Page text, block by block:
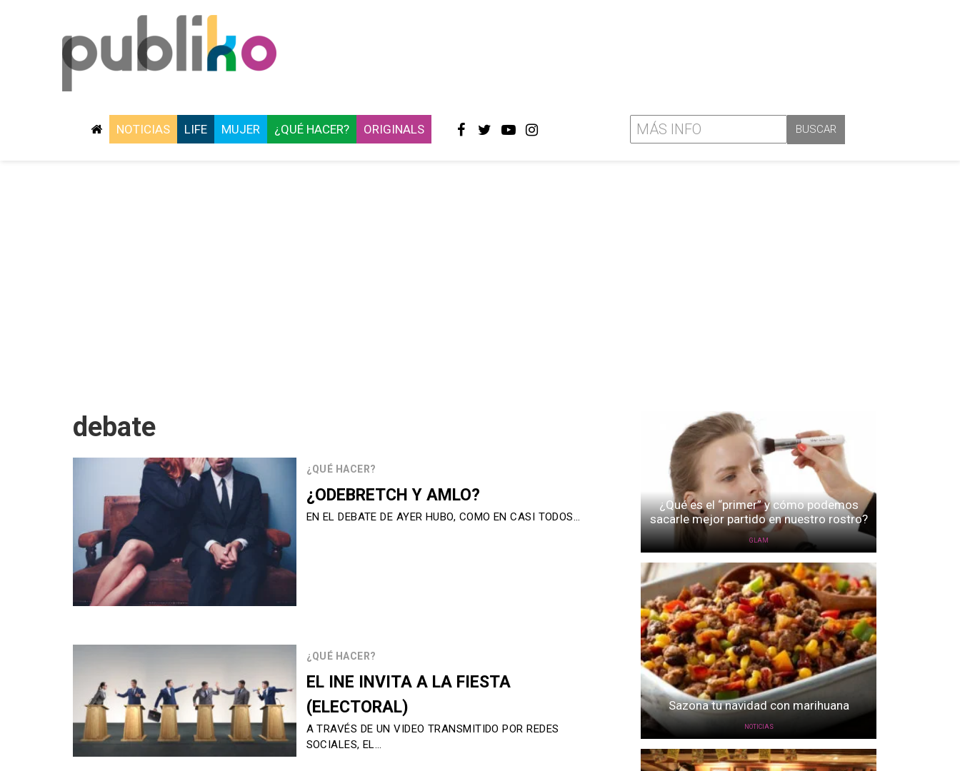
NOTICIAS LIFE MUJER ¿QUÉ HACER? ORIGINALS
debate
¿QUÉ HACER?
¿ODEBRETCH Y AMLO?
EN EL DEBATE DE AYER HUBO, COMO EN CASI TODOS…
¿QUÉ HACER?
EL INE INVITA A LA FIESTA
(ELECTORAL)
A TRAVÉS DE UN VIDEO TRANSMITIDO POR REDES
SOCIALES, EL…
¿Qué es el “primer” y cómo podemos
sacarle mejor partido en nuestro rostro?
GLAM
Sazona tu navidad con marihuana
NOTICIAS